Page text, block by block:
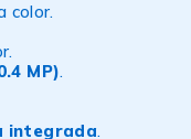
color.
MP).
integrada.